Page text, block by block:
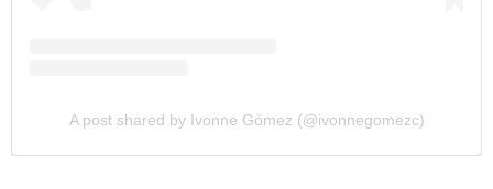
A post shared by Ivonne Gómez (@ivonnegomezc)